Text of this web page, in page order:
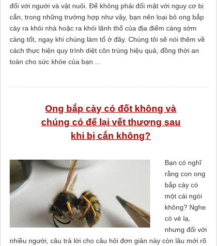
đối với người và vật nuôi. Để không phải đối mặt với nguy cơ bị
cắn, trong những trường hợp như vậy, bạn nên loại bỏ ong bắp
cày ra khỏi nhà hoặc ra khỏi lãnh thổ của địa điểm càng sớm
càng tốt, ngay khi chúng làm tổ ở đây. Chúng tôi sẽ nói thêm về
cách thực hiện quy trình diệt côn trùng hiệu quả, đồng thời an
toàn cho sức khỏe của bạn ...
Ong bắp cày có đốt không và
chúng có để lại vết thương sau
khi bị cắn không?
Bạn có nghĩ
rằng con ong
bắp cày có
một cái ngòi
không? Nghe
có vẻ lạ,
nhưng đối với
nhiều người, câu trả lời cho câu hỏi đơn giản này còn lâu mới rõ